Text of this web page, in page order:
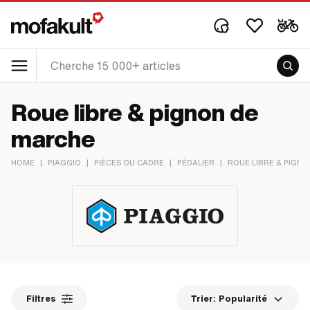
Roue libre & pignon de
marche
HOME | PIAGGIO | PIÈCES DU CADRE | PÉDALIER | ROUE LIBRE &
Filtres Trier: Popularité